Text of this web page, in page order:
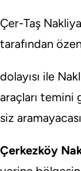
Çer-Taş
tarafından
dolayısı ile
araçları temini
siz
Çerkezköy